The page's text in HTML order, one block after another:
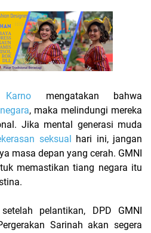
mengatakan bahwa
, maka melindungi mereka
Jika mental generasi muda
seksual hari ini, jangan
masa depan yang cerah. GMNI
memastikan tiang negara itu
pelantikan, DPD GMNI
Sarinah akan segera